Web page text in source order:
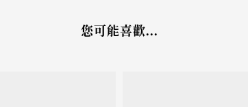
您可能喜歡...